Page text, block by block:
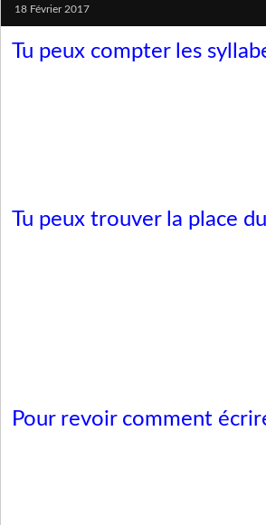
18 Février 2017
Tu peux compter les
Tu peux trouver la place
Pour revoir comment